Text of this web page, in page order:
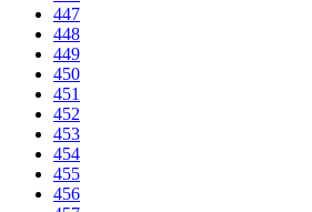
447
448
449
450
451
452
453
454
455
456